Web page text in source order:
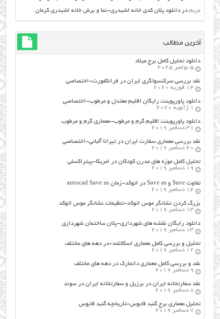
مریم دردانلود پلان کدی خانه اشیدری-نما و برش خانه اشیدری کرمان
آخرین مطالب
دانلود تحلیل کامل برج میلاد
5 نوامبر 2025
نقد بررسی سرکنسولگری ایران در فرانکفورت-اختصاصی
14 فوریه 2020
دانلود پاورپوینت رایگان اقلیم معتدل و مرطوب-اختصاصی
1 ژانویه 2020
دانلود پاورپوینت اقلیم گرم و مرطوب-معماری گرم و مرطوب
31 دسامبر 2019
نقد بررسی معماری سفارت ایران در تیرانا آلبانی-اختصاصی
20 دسامبر 2019
تحلیل کامل موزه های مدرن کودکان در امریکا-پیتراکسلی
19 دسامبر 2019
تفاوت Save و Save as در اتوکد-زمان autocad Save as
14 دسامبر 2019
بزرگ کردن نشانگر موس اتوکد-تنظیمات نشانگر موس اتوکد
13 دسامبر 2019
دانلود رایگان نقشه های شهرداری-پلان ساختمان شهرداری
13 دسامبر 2019
تحلیل و بررسی کامل معماری اسکاتلند-در دهه های مختلف
12 دسامبر 2019
نقد و بررسی کامل معماری دانمارک در دهه های مختلف
9 دسامبر 2019
نقد سفارتخانه ایران در برزیل و سفارتخانه ایران در سوئد
8 دسامبر 2019
تحلیل معماری برج گنبد قابوس-تاریخچه گنبد قابوس
7 دسامبر 2019